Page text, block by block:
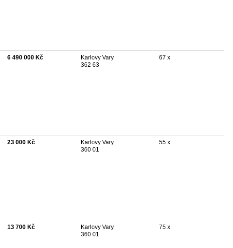
6 490 000 Kč
Karlovy Vary
362 63
67 x
23 000 Kč
Karlovy Vary
360 01
55 x
13 700 Kč
Karlovy Vary
360 01
75 x